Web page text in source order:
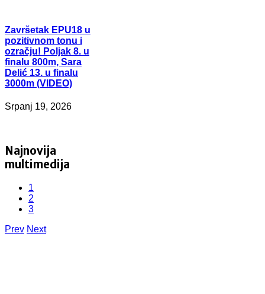
Završetak EPU18 u
pozitivnom tonu i
ozračju! Poljak 8. u
finalu 800m, Sara
Delić 13. u finalu
3000m (VIDEO)
Srpanj 19, 2026
Najnovija
multimedija
1
2
3
Prev Next